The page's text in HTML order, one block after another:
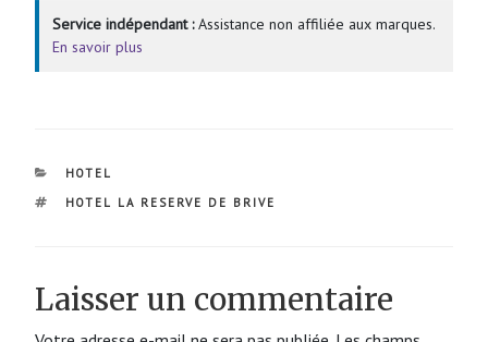
Service indépendant :Assistance non affiliée aux marques.
En savoir plus
CATÉGORIES
HOTEL
ÉTIQUETTES
HOTEL LA RESERVE DE BRIVE
Laisser un commentaire